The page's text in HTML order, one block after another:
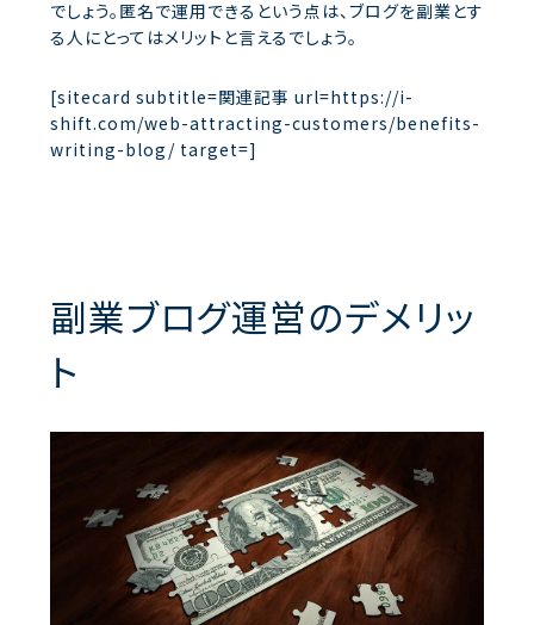
でしょう。匿名で運用できるという点は、ブログを副業とす
る人にとってはメリットと言えるでしょう。
[sitecard subtitle=関連記事 url=https://i-
shift.com/web-attracting-customers/benefits-
writing-blog/ target=]
副業ブログ運営のデメリッ
ト